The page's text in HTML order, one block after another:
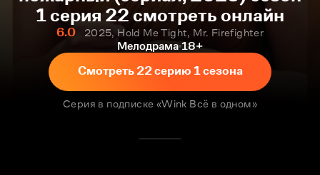
1 серия 22 смотреть онлайн
6.0
2025, Hold Me Tight, Mr. Firefighter
Мелодрама 18+
Смотреть 22 серию 1 сезона
Серия в подписке «Wink Всё в одном»